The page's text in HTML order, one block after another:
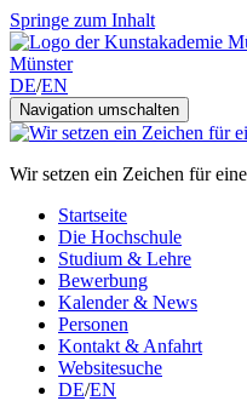
Springe zum Inhalt
DE/EN
Navigation umschalten
Wir setzen ein Zeichen für
Startseite
Die Hochschule
Studium & Lehre
Bewerbung
Kalender & News
Personen
Kontakt & Anfahrt
Websitesuche
DE/EN